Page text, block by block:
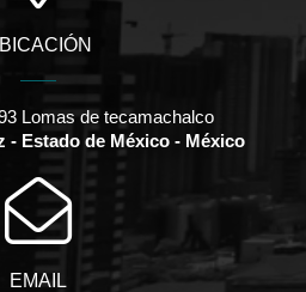
Lomas de tecamachalco
- Estado de México - México
EMAIL